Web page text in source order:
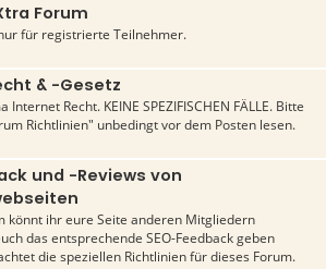
Forum
für registrierte Teilnehmer.
& -Gesetz
Internet Recht. KEINE SPEZIFISCHEN FÄLLE. Bitte
Richtlinien" unbedingt vor dem Posten lesen.
und -Reviews von
könnt ihr eure Seite anderen Mitgliedern
das entsprechende SEO-Feedback geben
die speziellen Richtlinien für dieses Forum.